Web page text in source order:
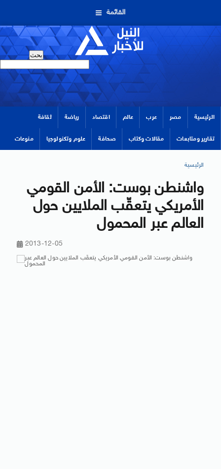
القائمة
الرئيسية مصر عرب عالم اقتصاد رياضة ثقافة
تقارير ومتابعات مقالات وكتاب صحافة علوم وتكنولوجيا منوعات
الرئيسية
واشنطن بوست: الأمن القومي
الأمريكي يتعقّب الملايين حول
العالم عبر المحمول
2013-12-05